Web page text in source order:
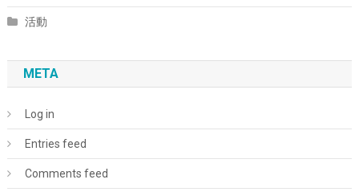
活動
META
Log in
Entries feed
Comments feed